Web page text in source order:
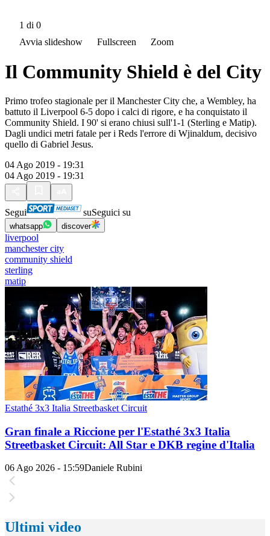
1 di 0
Avvia slideshow
Fullscreen Zoom
Il Community Shield è del City
Primo trofeo stagionale per il Manchester City che, a Wembley, ha
battuto il Liverpool 6-5 dopo i calci di rigore, e ha conquistato il
Community Shield. I 90' si erano chiusi sull'1-1 (Sterling e Matip).
Dagli undici metri fatale per i Reds l'errore di Wjinaldum, decisivo
quello di Gabriel Jesus.
04 Ago 2019 - 19:31
04 Ago 2019 - 19:31
Segui suSeguici su
whatsapp discover
liverpool
manchester city
community shield
sterling
matip
Estathé 3x3 Italia Streetbasket Circuit
Gran finale a Riccione per l'Estathé 3x3 Italia
Streetbasket Circuit: All Star e DKB regine d'Italia
06 Ago 2026 - 15:59Daniele Rubini
Ultimi video